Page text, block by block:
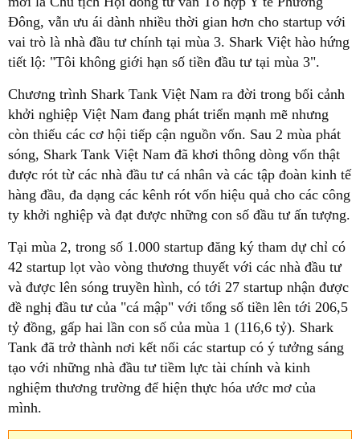
Đông, vẫn ưu ái dành nhiều thời gian hơn cho startup với
vai trò là nhà đầu tư chính tại mùa 3. Shark Việt hào hứng
tiết lộ: "Tôi không giới hạn số tiền đầu tư tại mùa 3".
Chương trình Shark Tank Việt Nam ra đời trong bối cảnh
khởi nghiệp Việt Nam đang phát triển mạnh mẽ nhưng
còn thiếu các cơ hội tiếp cận nguồn vốn. Sau 2 mùa phát
sóng, Shark Tank Việt Nam đã khơi thông dòng vốn thật
được rót từ các nhà đầu tư cá nhân và các tập đoàn kinh tế
hàng đầu, đa dạng các kênh rót vốn hiệu quả cho các công
ty khởi nghiệp và đạt được những con số đầu tư ấn tượng.
Tại mùa 2, trong số 1.000 startup đăng ký tham dự chỉ có
42 startup lọt vào vòng thương thuyết với các nhà đầu tư
và được lên sóng truyền hình, có tới 27 startup nhận được
đề nghị đầu tư của "cá mập" với tổng số tiền lên tới 206,5
tỷ đồng, gấp hai lần con số của mùa 1 (116,6 tỷ). Shark
Tank đã trở thành nơi kết nối các startup có ý tưởng sáng
tạo với những nhà đầu tư tiềm lực tài chính và kinh
nghiệm thương trường để hiện thực hóa ước mơ của
mình.